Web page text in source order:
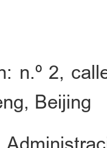
n.º 2,
Beijing